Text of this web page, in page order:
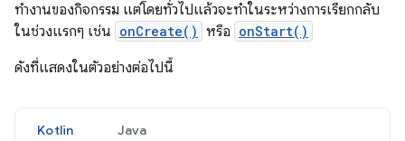
ทำงานของกิจกรรม แต่โดยทั่วไปแล้วจะทำในระหว่างการเรียกกลับ
ในช่วงแรกๆ เช่น onCreate() หรือ onStart()
ดังที่แสดงในตัวอย่างต่อไปนี้
Kotlin Java